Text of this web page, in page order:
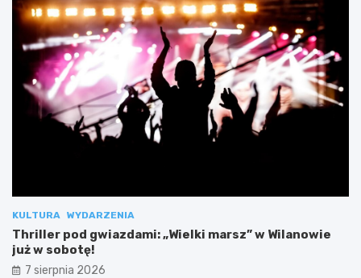
KULTURA WYDARZENIA
Thriller pod gwiazdami: „Wielki marsz” w Wilanowie
już w sobotę!
7 sierpnia 2026